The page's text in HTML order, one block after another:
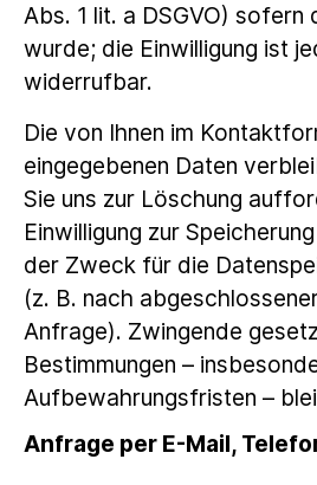
Abs. 1 lit. a DSGVO)
wurde; die Einwilligung ist
widerrufbar.
Die von Ihnen im
eingegebenen Daten
Sie uns zur Löschung
Einwilligung zur
der Zweck für die
(z. B. nach
Anfrage). Zwingende
Bestimmungen –
Aufbewahrungsfristen –
Anfrage per E-Mail,